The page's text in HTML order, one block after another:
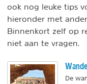
ook nog leuke tips
hieronder met
Binnenkort zelf op
niet aan te vragen.
De